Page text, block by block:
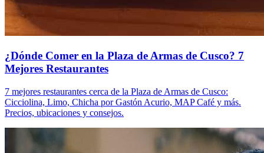
¿Dónde Comer en la Plaza de Armas de Cusco? 7
Mejores Restaurantes
7 mejores restaurantes cerca de la Plaza de Armas de Cusco:
Cicciolina, Limo, Chicha por Gastón Acurio, MAP Café y más.
Precios, ubicaciones y consejos.